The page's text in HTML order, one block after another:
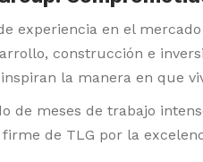
experiencia en el
construcción e
la manera en que
de meses de trabajo
de TLG por la